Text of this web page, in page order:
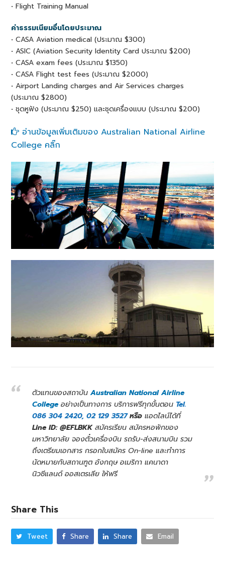
• Flight Training Manual
ค่าธรรมเนียมอื่นโดยประมาณ
• CASA Aviation medical (ประมาณ $300)
• ASIC (Aviation Security Identity Card ประมาณ $200)
• CASA exam fees (ประมาณ $1350)
• CASA Flight test fees (ประมาณ $2000)
• Airport Landing charges and Air Services charges
(ประมาณ $2800)
• ชุดหูฟัง (ประมาณ $250) และชุดเครื่องแบบ (ประมาณ $200)
อ่านข้อมูลเพิ่มเติมของ Australian National Airline
College คลิ๊ก
ตัวแทนของสถาบันAustralian National Airline
Collegeอย่างเป็นทางการ บริการฟรีทุกขั้นตอน Tel.
086 304 2420, 02 129 3527 หรือ แอดไลน์ได้ที่
Line ID: @EFLBKKสมัครเรียน สมัครหอพักของ
มหาวิทยาลัย จองตั๋วเครื่องบิน รถรับ-ส่งสนามบิน รวม
ถึงเตรียมเอกสาร กรอกใบสมัคร On-line และทำการ
นัดหมายกับสถานฑูต อังกฤษ อเมริกา แคนาดา
นิวซีแลนด์ ออสเตรเลีย ให้ฟรี
Share This
Tweet Share Share Email